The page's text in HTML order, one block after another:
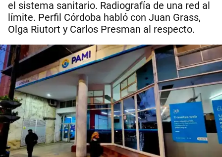
el sistema sanitario. Radiografía de una red al
límite. Perfil Córdoba habló con Juan Grass,
Olga Riutort y Carlos Presman al respecto.